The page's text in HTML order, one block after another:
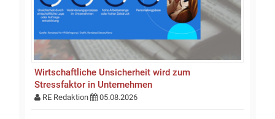
Wirtschaftliche Unsicherheit wird zum
Stressfaktor in Unternehmen
RE Redaktion 05.08.2026